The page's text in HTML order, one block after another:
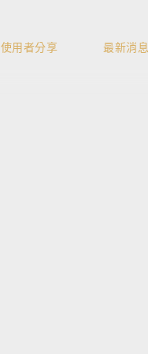
使用者分享 最新消息